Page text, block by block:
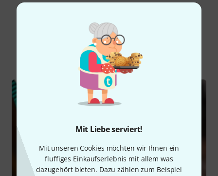
Mit Liebe serviert!
Mit unseren Cookies möchten wir Ihnen ein
fluffiges Einkaufserlebnis mit allem was
dazugehört bieten. Dazu zählen zum Beispiel
Schon gewusst?
Alle Ratgeber